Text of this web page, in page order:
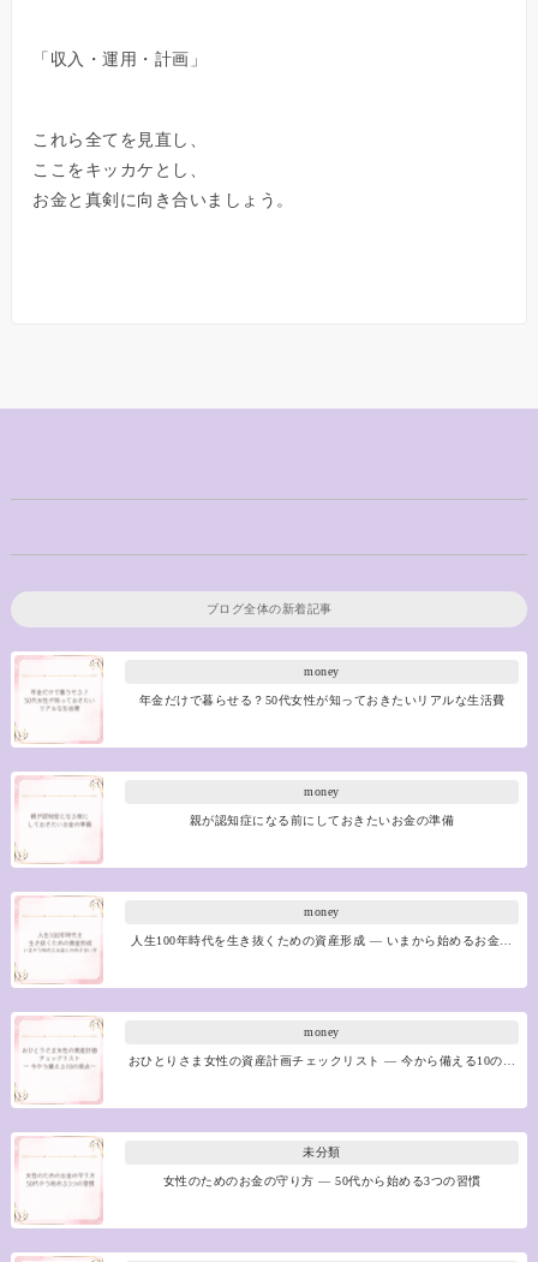
「収入・運用・計画」
これら全てを見直し、
ここをキッカケとし、
お金と真剣に向き合いましょう。
ブログ全体の新着記事
money
年金だけで暮らせる？50代女性が知っておきたいリアルな生活費
money
親が認知症になる前にしておきたいお金の準備
money
人生100年時代を生き抜くための資産形成 ― いまから始めるお金…
money
おひとりさま女性の資産計画チェックリスト ― 今から備える10の…
未分類
女性のためのお金の守り方 ― 50代から始める3つの習慣